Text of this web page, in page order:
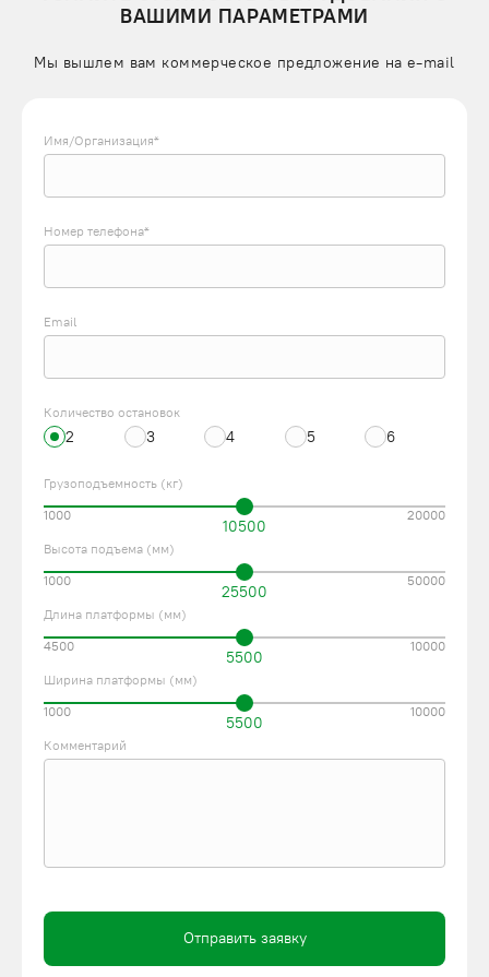
ВАШИМИ ПАРАМЕТРАМИ
Мы вышлем вам коммерческое предложение на e-mail
Имя/Организация*
Номер телефона*
Email
Количество остановок
2 3 4 5 6
Грузоподъемность (кг)
10500
1000 20000
Высота подъема (мм)
25500
1000 50000
Длина платформы (мм)
5500
4500 10000
Ширина платформы (мм)
5500
1000 10000
Комментарий
Отправить заявку